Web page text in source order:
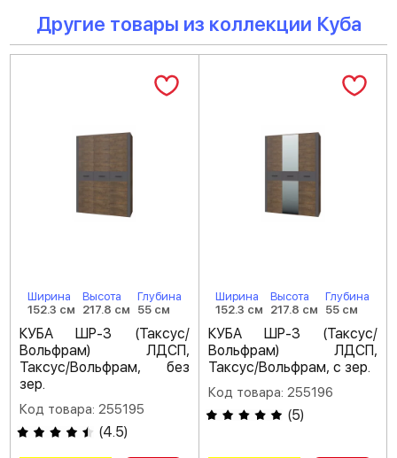
Другие товары из коллекции Куба
Ширина
152.3 см
Высота
217.8 см
Глубина
55 см
КУБА ШР-3 (Таксус/
Вольфрам) ЛДСП,
Таксус/Вольфрам, без
зер.
Код товара: 255195
(4.5)
Ширина
152.3 см
Высота
217.8 см
Глубина
55 см
КУБА ШР-3 (Таксус/
Вольфрам) ЛДСП,
Таксус/Вольфрам, с зер.
Код товара: 255196
(5)